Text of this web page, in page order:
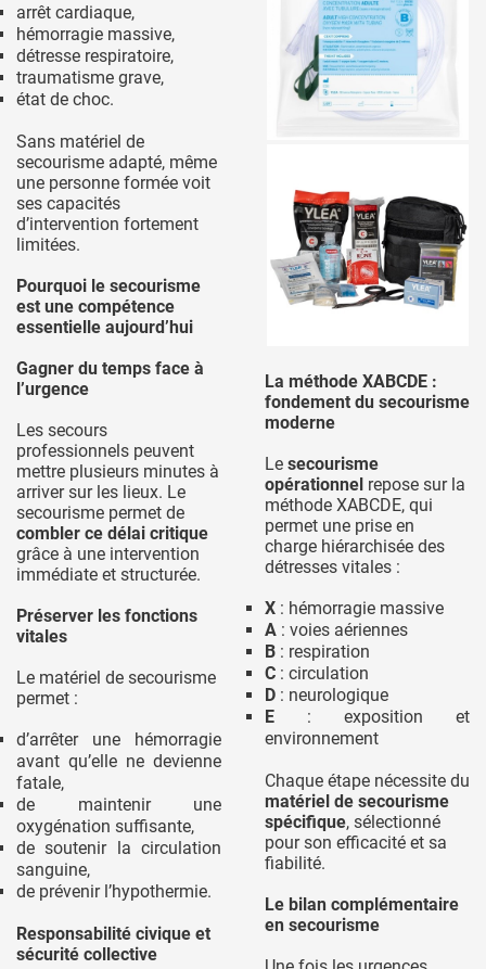
arrêt cardiaque,
hémorragie massive,
détresse respiratoire,
traumatisme grave,
état de choc.
Sans matériel de
secourisme adapté, même
une personne formée voit
ses capacités
d’intervention fortement
limitées.
Pourquoi le secourisme
est une compétence
essentielle aujourd’hui
Gagner du temps face à
l’urgence
Les secours
professionnels peuvent
mettre plusieurs minutes à
arriver sur les lieux. Le
secourisme permet de
combler ce délai critique
grâce à une intervention
immédiate et structurée.
Préserver les fonctions
vitales
Le matériel de secourisme
permet :
d’arrêter une hémorragie
avant qu’elle ne devienne
fatale,
de maintenir une
oxygénation suffisante,
de soutenir la circulation
sanguine,
de prévenir l’hypothermie.
Responsabilité civique et
sécurité collective
La méthode XABCDE :
fondement du secourisme
moderne
Le secourisme
opérationnel repose sur la
méthode XABCDE, qui
permet une prise en
charge hiérarchisée des
détresses vitales :
X : hémorragie massive
A : voies aériennes
B : respiration
C : circulation
D : neurologique
E : exposition et
environnement
Chaque étape nécessite du
matériel de secourisme
spécifique, sélectionné
pour son efficacité et sa
fiabilité.
Le bilan complémentaire
en secourisme